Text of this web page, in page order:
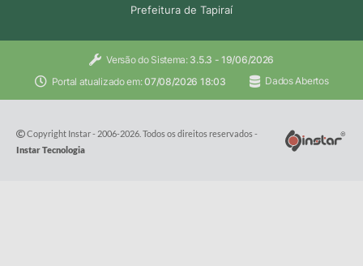
Prefeitura de Tapiraí
Versão do Sistema: 3.5.3 - 19/06/2026
Portal atualizado em:07/08/2026 18:03 Dados Abertos
Copyright Instar - 2006-2026. Todos os direitos reservados -
Instar Tecnologia